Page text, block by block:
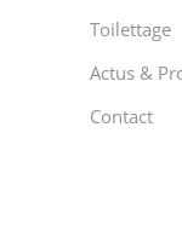
Toilettage
Actus &
Contact